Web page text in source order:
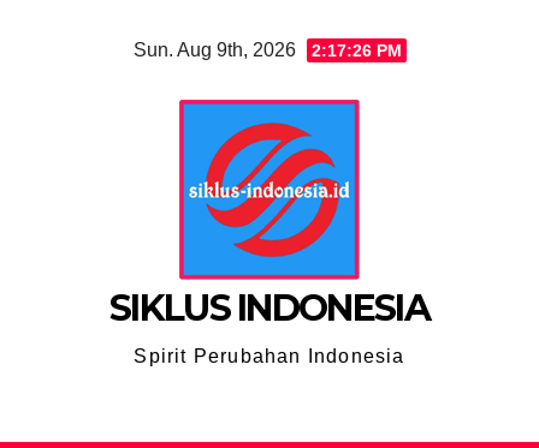
Sun. Aug 9th, 2026 2:17:27 PM
SIKLUS INDONESIA
Spirit Perubahan Indonesia